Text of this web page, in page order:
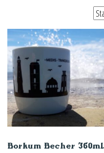
Borkum Becher 360ml